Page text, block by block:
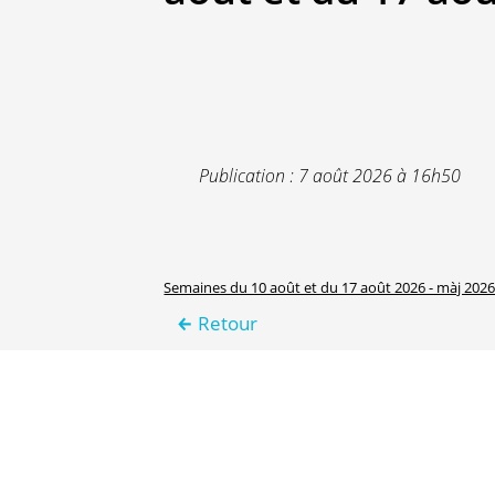
Publication : 7 août 2026 à 16h50
Semaines du 10 août et du 17 août 2026 - màj
Retour